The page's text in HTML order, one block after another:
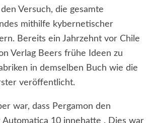
Versuch, die gesamte
mithilfe kybernetischer
Bereits ein Jahrzehnt vor Chile
Verlag Beers frühe Ideen zu
in demselben Buch wie die
veröffentlicht.
war, dass Pergamon den
Automatica 10 innehatte . Dies war